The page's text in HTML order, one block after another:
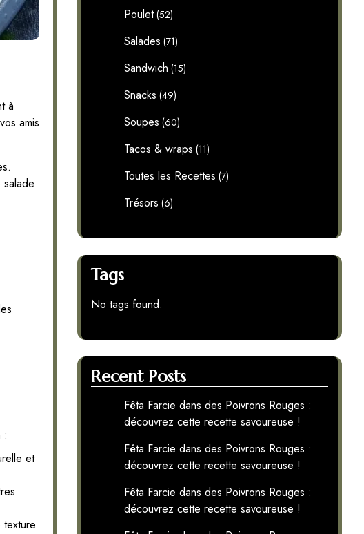
à
amis
:
et
Poulet(52)
Salades (71)
Sandwich (15)
Snacks (49)
Soupes (60)
Tacos & wraps (11)
Toutes les Recettes (7)
Trésors (6)
Tags
No tags found.
Recent Posts
Fêta Farcie dans des Poivrons Rouges :
découvrez cette recette savoureuse !
Fêta Farcie dans des Poivrons Rouges :
découvrez cette recette savoureuse !
Fêta Farcie dans des Poivrons Rouges :
découvrez cette recette savoureuse !